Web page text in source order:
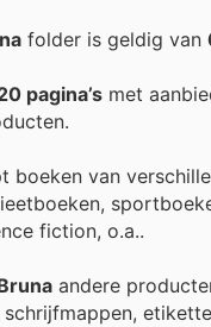
folder is geldig van
pagina’s met
boeken van
fiction, o.a..
andere